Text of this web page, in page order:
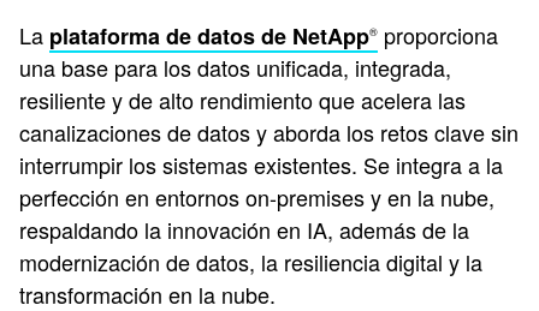
La plataforma de datos de NetApp® proporciona
una base para los datos unificada, integrada,
resiliente y de alto rendimiento que acelera las
canalizaciones de datos y aborda los retos clave sin
interrumpir los sistemas existentes. Se integra a la
perfección en entornos on-premises y en la nube,
respaldando la innovación en IA, además de la
modernización de datos, la resiliencia digital y la
transformación en la nube.